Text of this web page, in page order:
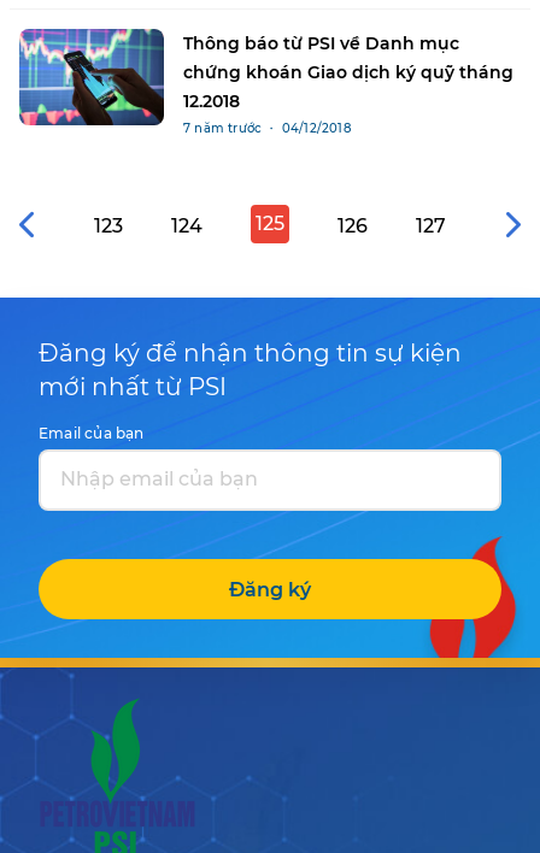
Thông báo từ PSI về Danh mục
chứng khoán Giao dịch ký quỹ tháng
12.2018
7 năm trước ・ 04/12/2018
123 124 125 126 127
Đăng ký để nhận thông tin sự kiện
mới nhất từ PSI
Email của bạn
Đăng ký